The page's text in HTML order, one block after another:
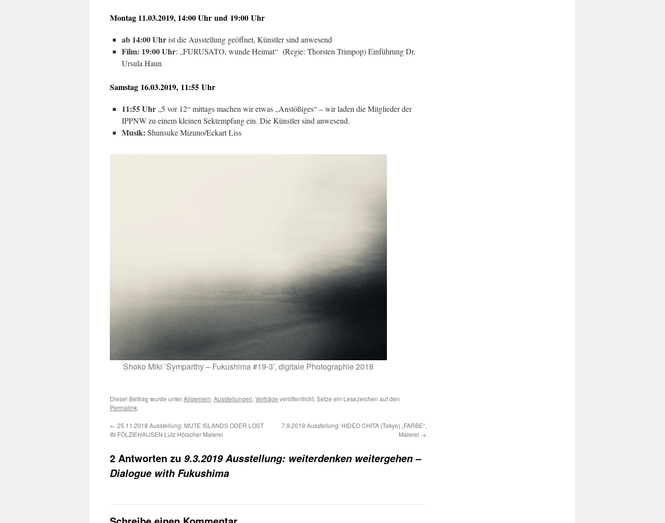
Montag 11.03.2019, 14:00 Uhr und 19:00 Uhr
ab 14:00 Uhrist die Ausstellung geöffnet, Künstler sind anwesend
Film: 19:00 Uhr: „FURUSATO, wunde Heimat“ (Regie: Thorsten Trimpop) Einführung Dr.
Ursula Haun
Samstag 16.03.2019, 11:55 Uhr
11:55 Uhr„5 vor 12“ mittags machen wir etwas „Anstößiges“ – wir laden die Mitglieder der
IPPNW zu einem kleinen Sektempfang ein. Die Künstler sind anwesend.
Musik: Shunsuke Mizuno/Eckart Liss
Shoko Miki ’Symparthy – Fukushima #19-3′, digitale Photographie 2018
Dieser Beitrag wurde unterAllgemein, Ausstellungen, Vorträge veröffentlicht. Setze ein Lesezeichen auf den
Permalink.
← 25.11.2018 Ausstellung: MUTE ISLANDS ODER LOST
IN FÖLZIEHAUSEN Lutz Hölscher Malerei
7.9.2019 Ausstellung: HIDEO CHITA (Tokyo) „FARBE“,
Malerei →
2 Antworten zu 9.3.2019 Ausstellung: weiterdenken weitergehen –
Dialogue with Fukushima